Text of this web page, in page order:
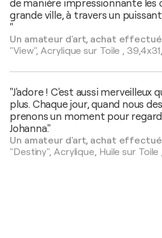
de manière impressionnante
grande ville, à travers un
"
Un amateur d'art, achat
"View",Acrylique sur Toile ,
"J'adore ! C'est aussi merveilleux
plus. Chaque jour, quand nous
prenons un moment pour
Johanna."
Un amateur d'art, achat
"Destiny", Acrylique, Huile sur Toile ,